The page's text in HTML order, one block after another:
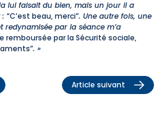
lui faisait du bien, mais un jour il a
“C’est beau, merci”. Une autre fois, une
redynamisée par la séance m’a
remboursée par la Sécurité sociale,
. »
Article suivant